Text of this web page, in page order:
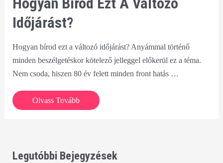
Időjárást?
Hogyan bírod ezt a változó időjárást? Anyámmal történő
minden beszélgetéskor kötelező jelleggel előkerül ez a téma.
Nem csoda, hiszen 80 év felett minden front hatás …
Hogyan
bírod
változó
Olvass Tovább
Legutóbbi Bejegyzések